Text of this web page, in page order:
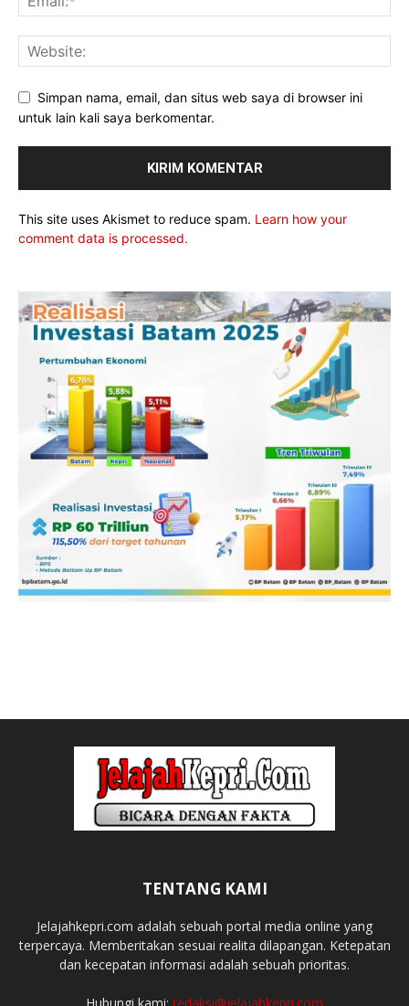
Simpan nama, email, dan situs web saya di browser ini
untuk lain kali saya berkomentar.
This site uses Akismet to reduce spam. Learn how your
comment data is processed.
TENTANG KAMI
Jelajahkepri.com adalah sebuah portal media online yang
terpercaya. Memberitakan sesuai realita dilapangan. Ketepatan
dan kecepatan informasi adalah sebuah prioritas.